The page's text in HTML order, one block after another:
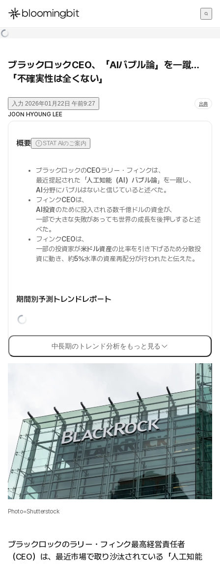
한국어
ブラックロックCEO、「AIバブル論」を一蹴…
「不確実性は全くない」
入力 2026年01月22日 午前9:27 出典
JOON HYOUNG LEE
概要 STAT AIのご案内
ブラックロックのCEOラリー・フィンクは、
最近提起された「人工知能（AI）バブル論」を一蹴し、
AI 分野にバブルはないと信じていると述べた。
フィンクCEOは、
AI投資のために投入される数千億ドルの資金が、
一部で大きな失敗があっても世界の成長を後押しすると述
べた。
フィンクCEOは、
一部の投資家が米ドル資産の比率を引き下げるため分散投
資に動き、約5%水準の資産再配分が行われたと伝えた。
期間別予測トレンドレポート
中長期のトレンド分析をもっと見る
Photo=Shutterstock
ブラックロックのラリー・フィンク最高経営責任者
（CEO）は、最近市場で取り沙汰されている「人工知能